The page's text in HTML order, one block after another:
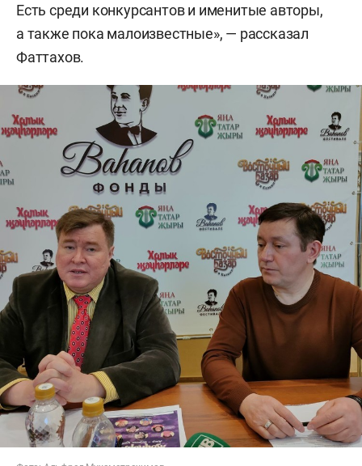
Есть среди конкурсантов и именитые авторы,
а также пока малоизвестные», — рассказал
Фаттахов.